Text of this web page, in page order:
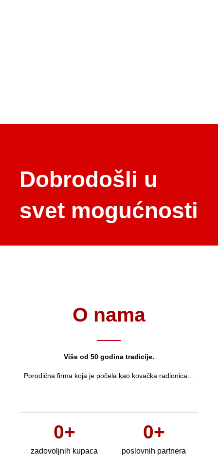
Dobrodošli u
svet mogućnosti
O nama
Više od 50 godina tradicije.
Porodična firma koja je počela kao kovačka radionica…
zadovoljnih kupaca
0+
poslovnih partnera
0+